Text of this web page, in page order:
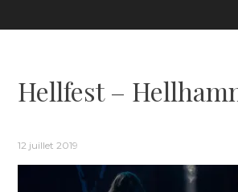
Hellfest –
12 juillet 2019